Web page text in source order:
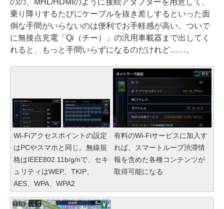
乗り降りするたびにケーブルを抜き差しするといった面
倒な手間がいらないのは便利でお手軽感が高い。ついで
に無接点充電「Qi（チー）」の汎用車載器まで出してく
れると、もっと手間いらずになるのだけれど……。
Wi-Fiアクセスポイントの設定
はPCやスマホと同じ。無線規
格はIEEE802.11b/g/nで、セキ
ュリティはWEP、TKIP、
AES、WPA、WPA2
有料のWi-Fiサービスに加入す
れば、スマートループ渋滞情
報を含めた各種コンテンツが
取得可能になる